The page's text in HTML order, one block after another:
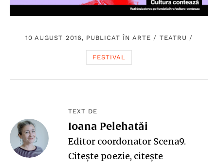
10 AUGUST 2016, PUBLICAT ÎN ARTE / TEATRU /
FESTIVAL
TEXT DE
Ioana Pelehatăi
Editor coordonator Scena9.
Citește poezie, citește